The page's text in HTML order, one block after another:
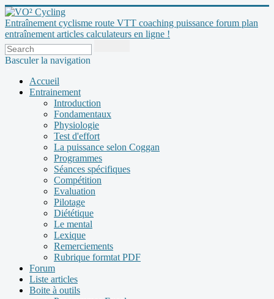
Entraînement cyclisme route VTT coaching puissance forum plan
entraînement articles calculateurs en ligne !
Basculer la navigation
Accueil
Entrainement
Introduction
Fondamentaux
Physiologie
Test d'effort
La puissance selon Coggan
Programmes
Séances spécifiques
Compétition
Evaluation
Pilotage
Diététique
Le mental
Lexique
Remerciements
Rubrique formtat PDF
Forum
Liste articles
Boite à outils